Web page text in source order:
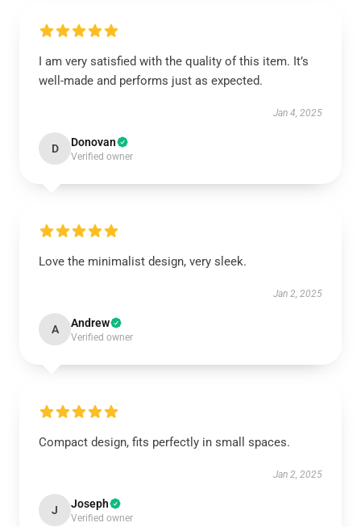
I am very satisfied with the quality of this item. It’s
well-made and performs just as expected.
Jan 4, 2025
D Donovan
Verified owner
Love the minimalist design, very sleek.
Jan 2, 2025
A Andrew
Verified owner
Compact design, fits perfectly in small spaces.
Jan 2, 2025
J Joseph
Verified owner